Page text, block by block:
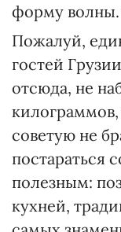
форму
Пожалуй,
гостей
отсюда, не
советую не
постараться
полезным:
кухней,